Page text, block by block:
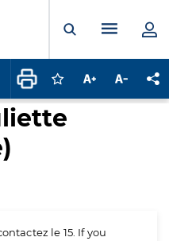
Ouvrir laMenu
Connectez-vous
Augmenter la
le 15. If you